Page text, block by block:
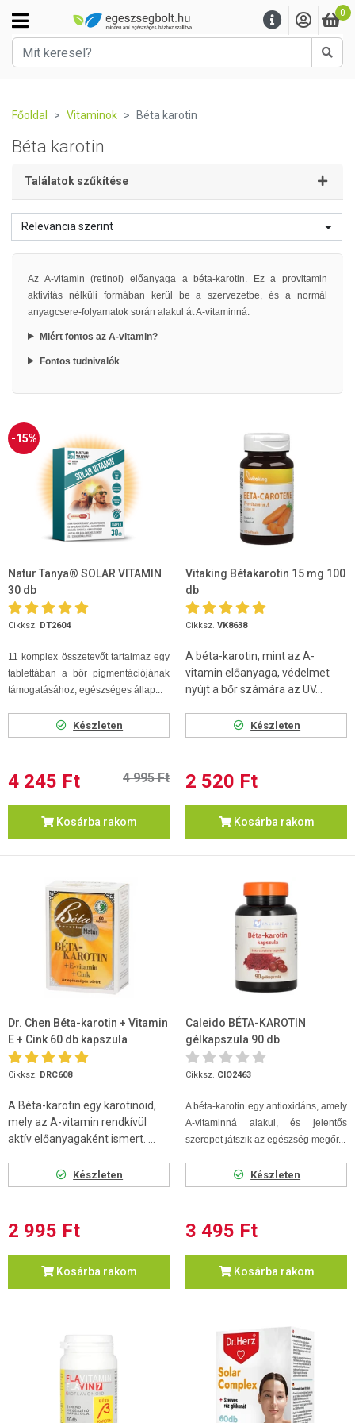
0
Főoldal Vitaminok Béta karotin
Béta karotin
Találatok szűkítése
Relevancia szerint
Az A-vitamin (retinol) előanyaga a béta-karotin. Ez a provitamin
aktivitás nélküli formában kerül be a szervezetbe, és a normál
anyagcsere-folyamatok során alakul át A-vitaminná.
Miért fontos az A-vitamin?
Fontos tudnivalók
-15%
Natur Tanya® SOLAR VITAMIN
30 db
Cikksz. DT2604
11 komplex összetevőt tartalmaz egy
tablettában a bőr pigmentációjának
támogatásához, egészséges állap...
Készleten
4 245 Ft 4 995 Ft
Kosárba rakom
Vitaking Bétakarotin 15 mg 100
db
Cikksz. VK8638
A béta-karotin, mint az A-
vitamin előanyaga, védelmet
nyújt a bőr számára az UV...
Készleten
2 520 Ft
Kosárba rakom
Dr. Chen Béta-karotin + Vitamin
E + Cink 60 db kapszula
Cikksz. DRC608
A Béta-karotin egy karotinoid,
mely az A-vitamin rendkívül
aktív előanyagaként ismert. ...
Készleten
2 995 Ft
Kosárba rakom
Caleido BÉTA-KAROTIN
gélkapszula 90 db
Cikksz. CIO2463
A béta-karotin egy antioxidáns, amely
A-vitaminná alakul, és jelentős
szerepet játszik az egészség megőr...
Készleten
3 495 Ft
Kosárba rakom